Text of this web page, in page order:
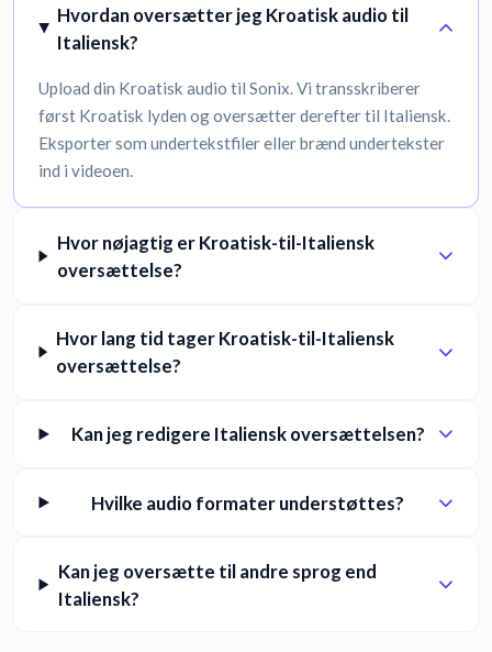
Hvordan oversætter jeg Kroatisk audio til
Italiensk?
Upload din Kroatisk audio til Sonix. Vi transskriberer
først Kroatisk lyden og oversætter derefter til Italiensk.
Eksporter som undertekstfiler eller brænd undertekster
ind i videoen.
Hvor nøjagtig er Kroatisk-til-Italiensk
oversættelse?
Hvor lang tid tager Kroatisk-til-Italiensk
oversættelse?
Kan jeg redigere Italiensk oversættelsen?
Hvilke audio formater understøttes?
Kan jeg oversætte til andre sprog end
Italiensk?